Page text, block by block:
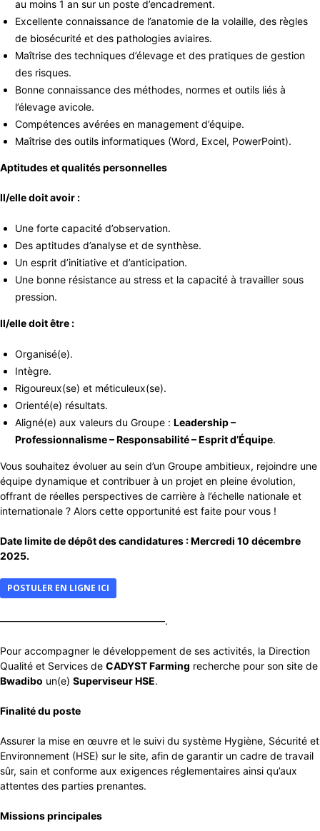
au moins 1 an sur un poste d’encadrement.
Excellente connaissance de l’anatomie de la volaille, des règles
de biosécurité et des pathologies aviaires.
Maîtrise des techniques d’élevage et des pratiques de gestion
des risques.
Bonne connaissance des méthodes, normes et outils liés à
l’élevage avicole.
Compétences avérées en management d’équipe.
Maîtrise des outils informatiques (Word, Excel, PowerPoint).
Aptitudes et qualités personnelles
Il/elle doit avoir :
Une forte capacité d’observation.
Des aptitudes d’analyse et de synthèse.
Un esprit d’initiative et d’anticipation.
Une bonne résistance au stress et la capacité à travailler sous
pression.
Il/elle doit être :
Organisé(e).
Intègre.
Rigoureux(se) et méticuleux(se).
Orienté(e) résultats.
Aligné(e) aux valeurs du Groupe : Leadership –
Professionnalisme – Responsabilité – Esprit d’Équipe.
Vous souhaitez évoluer au sein d’un Groupe ambitieux, rejoindre une
équipe dynamique et contribuer à un projet en pleine évolution,
offrant de réelles perspectives de carrière à l’échelle nationale et
internationale ? Alors cette opportunité est faite pour vous !
Date limite de dépôt des candidatures : Mercredi 10 décembre
2025.
POSTULER EN LIGNE ICI
————————————————–.
Pour accompagner le développement de ses activités, la Direction
Qualité et Services de CADYST Farming recherche pour son site de
Bwadibo un(e) Superviseur HSE.
Finalité du poste
Assurer la mise en œuvre et le suivi du système Hygiène, Sécurité et
Environnement (HSE) sur le site, afin de garantir un cadre de travail
sûr, sain et conforme aux exigences réglementaires ainsi qu’aux
attentes des parties prenantes.
Missions principales